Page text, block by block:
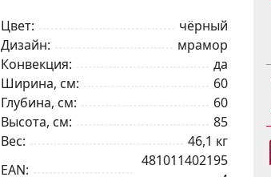
Цвет
чёрный
Дизайн
мрамор
Конвекция
да
Ширина, см
60
Глубина, см
60
Высота, см
85
Вес
46,1 кг
EAN
481011402195